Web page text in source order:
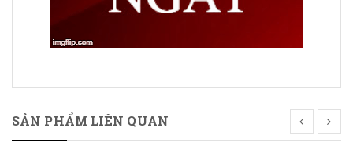
SẢN PHẨM LIÊN QUAN